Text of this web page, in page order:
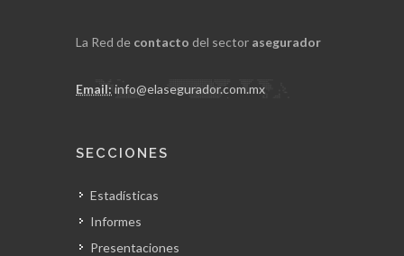
La Red de contacto del sector asegurador
Email: info@elasegurador.com.mx
SECCIONES
Estadísticas
Informes
Presentaciones